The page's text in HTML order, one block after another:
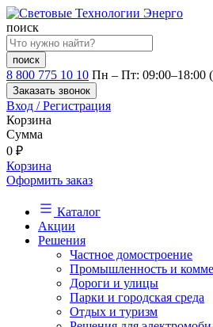
поиск
поиск
8 800 775 10 10 Пн – Пт:
Заказать звонок
Вход / Регистрация
Корзина
Сумма
0 ₽
Корзина
Оформить заказ
Каталог
Акции
Решения
Частное домостроение
Промышленность и
Дороги и улицы
Парки и городская среда
Отдых и туризм